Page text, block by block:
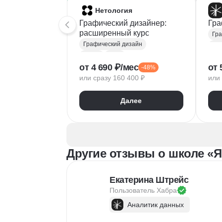
Нетология
Графический дизайнер:
расширенный курс
Графический дизайн
Photoshop
Adobe Illustrator
Типографика
Cinema 4D
InDesign
Дизайн баннеров
Бренд-дизайн
от 4 690 ₽/мес -48%
или сразу 160 400 ₽
Далее
от
или
Другие отзывы о школе
Екатерина Штрейс
Пользователь Хабра
Аналитик данных